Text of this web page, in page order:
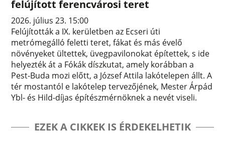
felújított ferencvárosi teret
2026. július 23. 15:00
Felújították a IX. kerületben az Ecseri úti
metrómegálló feletti teret, fákat és más évelő
növényeket ültettek, üvegpavilonokat építettek, s ide
helyezték át a Fókák díszkutat, amely korábban a
Pest-Buda mozi előtt, a József Attila lakótelepen állt. A
tér mostantól e lakótelep tervezőjének, Mester Árpád
Ybl- és Hild-díjas építészmérnöknek a nevét viseli.
EZEK A CIKKEK IS ÉRDEKELHETIK